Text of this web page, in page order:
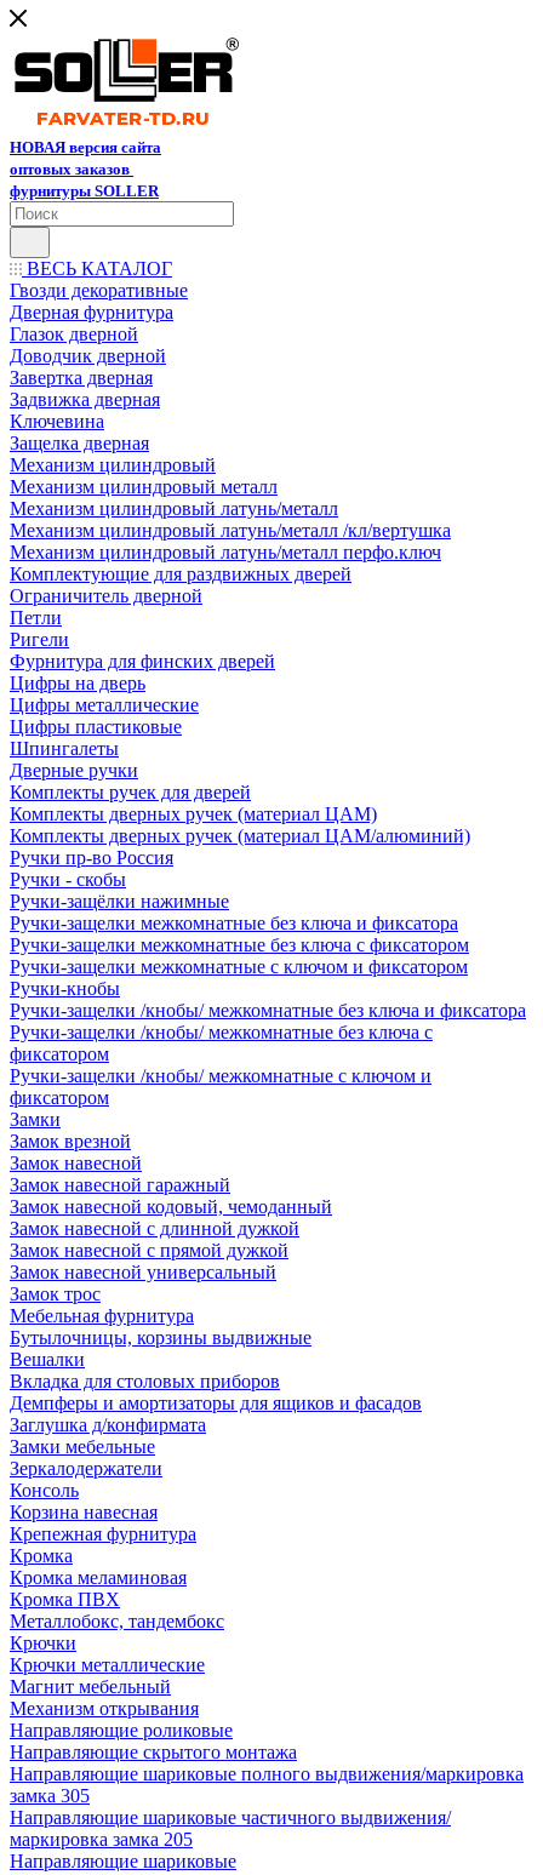
НОВАЯ версия сайта
оптовых заказов
фурнитуры SOLLER
ВЕСЬ КАТАЛОГ
Гвозди декоративные
Дверная фурнитура
Глазок дверной
Доводчик дверной
Завертка дверная
Задвижка дверная
Ключевина
Защелка дверная
Механизм цилиндровый
Механизм цилиндровый металл
Механизм цилиндровый латунь/металл
Механизм цилиндровый латунь/металл /кл/вертушка
Механизм цилиндровый латунь/металл перфо.ключ
Комплектующие для раздвижных дверей
Ограничитель дверной
Петли
Ригели
Фурнитура для финских дверей
Цифры на дверь
Цифры металлические
Цифры пластиковые
Шпингалеты
Дверные ручки
Комплекты ручек для дверей
Комплекты дверных ручек (материал ЦАМ)
Комплекты дверных ручек (материал ЦАМ/алюминий)
Ручки пр-во Россия
Ручки - скобы
Ручки-защёлки нажимные
Ручки-защелки межкомнатные без ключа и фиксатора
Ручки-защелки межкомнатные без ключа с фиксатором
Ручки-защелки межкомнатные с ключом и фиксатором
Ручки-кнобы
Ручки-защелки /кнобы/ межкомнатные без ключа и фиксатора
Ручки-защелки /кнобы/ межкомнатные без ключа с
фиксатором
Ручки-защелки /кнобы/ межкомнатные с ключом и
фиксатором
Замки
Замок врезной
Замок навесной
Замок навесной гаражный
Замок навесной кодовый, чемоданный
Замок навесной с длинной дужкой
Замок навесной с прямой дужкой
Замок навесной универсальный
Замок трос
Мебельная фурнитура
Бутылочницы, корзины выдвижные
Вешалки
Вкладка для столовых приборов
Демпферы и амортизаторы для ящиков и фасадов
Заглушка д/конфирмата
Замки мебельные
Зеркалодержатели
Консоль
Корзина навесная
Крепежная фурнитура
Кромка
Кромка меламиновая
Кромка ПВХ
Металлобокс, тандембокс
Крючки
Крючки металлические
Магнит мебельный
Механизм открывания
Направляющие роликовые
Направляющие скрытого монтажа
Направляющие шариковые полного выдвижения/маркировка
замка 305
Направляющие шариковые частичного выдвижения/
маркировка замка 205
Направляющие шариковые